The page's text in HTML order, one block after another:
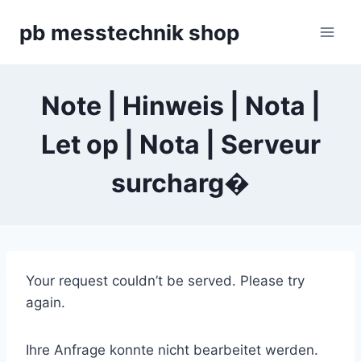
Inhaltpb messtechnik shop
Note | Hinweis | Nota |
Let op | Nota | Serveur
surcharg�
Your request couldn’t be served. Please try
again.
Ihre Anfrage konnte nicht bearbeitet werden.